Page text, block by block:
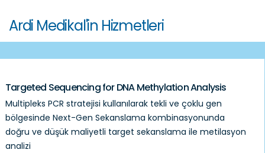
Ardi Medikal'in Hizmetleri
Targeted Sequencing for DNA Methylation Analysis
Multipleks PCR stratejisi kullanılarak tekli ve çoklu gen
bölgesinde Next-Gen Sekanslama kombinasyonunda
doğru ve düşük maliyetli target sekanslama ile metilasyon
analizi